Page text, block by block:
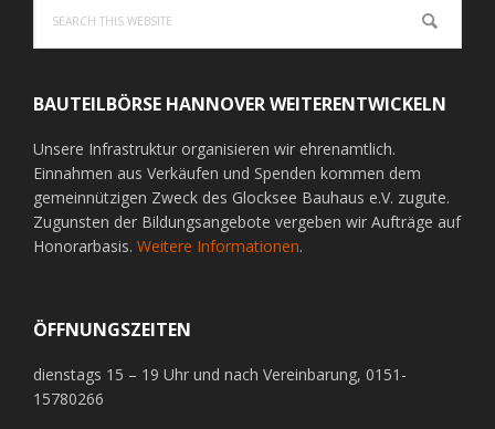
this
website
BAUTEILBÖRSE HANNOVER WEITERENTWICKELN
Unsere Infrastruktur organisieren wir ehrenamtlich.
Einnahmen aus Verkäufen und Spenden kommen dem
gemeinnützigen Zweck des Glocksee Bauhaus e.V. zugute.
Zugunsten der Bildungsangebote vergeben wir Aufträge auf
Honorarbasis. Weitere Informationen.
ÖFFNUNGSZEITEN
dienstags 15 – 19 Uhr und nach Vereinbarung, 0151-
15780266